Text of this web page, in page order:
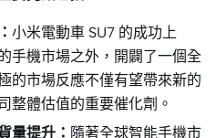
小米電動車 SU7 的成功上
手機市場之外，開闢了一個全
的市場反應不僅有望帶來新的
整體估值的重要催化劑。
量提升： 隨著全球智能手機市